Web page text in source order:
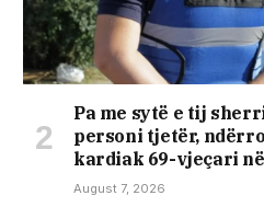
Pa me sytë e tij
personi tjetër,
kardiak 69-vjeçari
August 7, 2026